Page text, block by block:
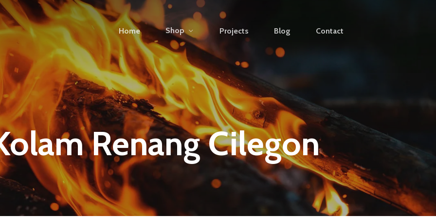
Home Shop Projects Blog Contact
Renang Cilegon